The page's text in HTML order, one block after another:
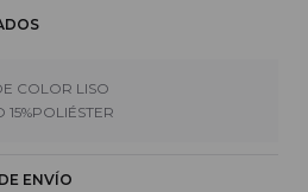
COLOR LISO
ENVÍO